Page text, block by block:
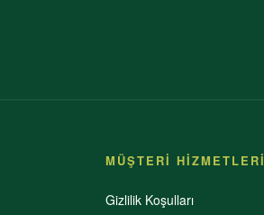
MÜŞTERİ HİZMETLERİ
Gizlilik Koşulları